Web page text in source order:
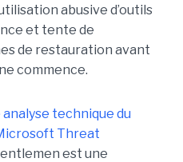
abusive d’outils
et tente de
de restauration avant
commence.
analyse technique du
Threat
est une